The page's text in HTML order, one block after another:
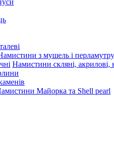
з мушель і перламутру
Намистини скляні, акрилові,
Майорка та Shell pearl